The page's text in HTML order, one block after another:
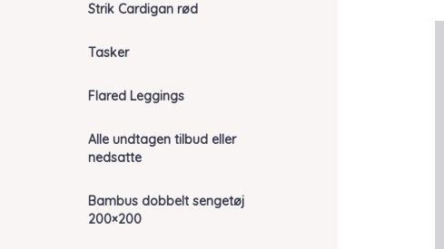
Strik Cardigan rød
Tasker
Flared Leggings
Alle undtagen tilbud eller
nedsatte
Bambus dobbelt sengetøj
200×200